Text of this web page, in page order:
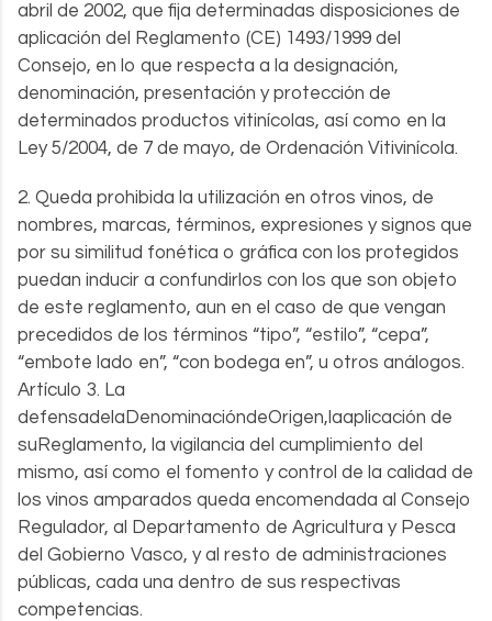
abril de 2002, que fija determinadas disposiciones de
aplicación del Reglamento (CE) 1493/1999 del
Consejo, en lo que respecta a la designación,
denominación, presentación y protección de
determinados productos vitinícolas, así como en la
Ley 5/2004, de 7 de mayo, de Ordenación Vitivinícola.
2. Queda prohibida la utilización en otros vinos, de
nombres, marcas, términos, expresiones y signos que
por su similitud fonética o gráfica con los protegidos
puedan inducir a confundirlos con los que son objeto
de este reglamento, aun en el caso de que vengan
precedidos de los términos “tipo”, “estilo”, “cepa”,
“embote lado en”, “con bodega en”, u otros análogos.
Artículo 3. La
defensadelaDenominacióndeOrigen,laaplicación de
suReglamento, la vigilancia del cumplimiento del
mismo, así como el fomento y control de la calidad de
los vinos amparados queda encomendada al Consejo
Regulador, al Departamento de Agricultura y Pesca
del Gobierno Vasco, y al resto de administraciones
públicas, cada una dentro de sus respectivas
competencias.